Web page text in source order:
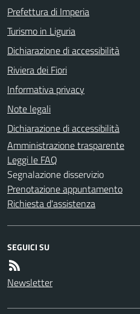
Prefettura di Imperia
Turismo in Liguria
Dichiarazione di accessibilità
Riviera dei Fiori
Informativa privacy
Note legali
Dichiarazione di accessibilità
Amministrazione trasparente
Leggi le FAQ
Segnalazione disservizio
Prenotazione appuntamento
Richiesta d'assistenza
SEGUICI SU
Newsletter